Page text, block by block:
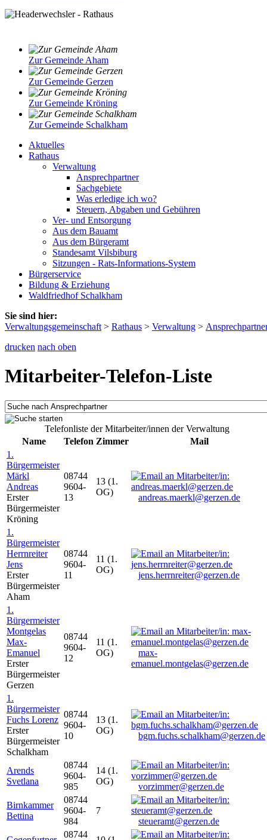
Zur Gemeinde Aham
Zur Gemeinde Gerzen
Zur Gemeinde Kröning
Zur Gemeinde Schalkham
Aktuelles
Rathaus
Verwaltung
Ansprechpartner
Sachgebiete
Was erledige ich wo?
Steuern, Abgaben und Gebühren
Ver- und Entsorgung
Aus dem Bauamt
Aus dem Bürgeramt
Standesamt Vilsbiburg
Sitzungen - Rats-Informations-System
Bürgerservice
Bildung & Erziehung
Waldfriedhof Schalkham
Sie sind hier:
Verwaltungsgemeinschaft > Rathaus > Verwaltung >
drucken nach oben
Mitarbeiter-Telefon-Liste
Telefonliste der Mitarbeiter/innen der Verwaltung
Name
Telefon Zimmer
Mail
1.
Bürgermeister
Märkl
Andreas
Erster
Bürgermeister
Kröning
08744
9604-
13
13 (1.
OG)
andreas.maerkl@gerzen.de
1.
Bürgermeister
Herrnreiter
Jens
Erster
Bürgermeister
Aham
08744
9604-
11
11 (1.
OG)
jens.herrnreiter@gerzen.de
1.
Bürgermeister
Montgelas
Max-
Emanuel
Erster
Bürgermeister
Gerzen
08744
9604-
12
11 (1.
OG)
max-
emanuel.montgelas@gerzen.de
1.
Bürgermeister
Fuchs Lorenz
Erster
Bürgermeister
Schalkham
08744
9604-
10
13 (1.
OG)
bgm.fuchs.schalkham@gerzen.de
Arends
Svetlana
08744
9604-
985
14 (1.
OG)
vorzimmer@gerzen.de
Birnkammer
Bettina
08744
9604-
984
7
steueramt@gerzen.de
08744